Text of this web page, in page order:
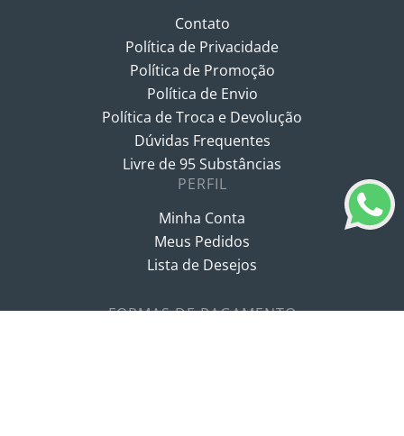
Contato
Política de Privacidade
Política de Promoção
Política de Envio
Política de Troca e Devolução
Dúvidas Frequentes
Livre de 95 Substâncias
PERFIL
Minha Conta
Meus Pedidos
Lista de Desejos
FORMAS DE PAGAMENTO